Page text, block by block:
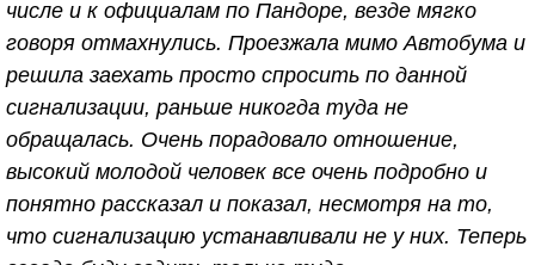
исключительно из-за того что лень было заглянуть
в инструкцию, и чисто поэтому звонила
специалистам. И на любой, даже самый глупый
вопрос получала подробный инструктаж и
консультацию. После 7ми лет эксплуатации,
машина была продана и приобретена новая
"ласточка" . Вопрос о том куда обратиться за
числе и к официалам по Пандоре, везде мягко
говоря отмахнулись. Проезжала мимо Автобума и
решила заехать просто спросить по данной
сигнализации, раньше никогда туда не
обращалась. Очень порадовало отношение,
высокий молодой человек все очень подробно и
понятно рассказал и показал, несмотря на то,
что сигнализацию устанавливали не у них. Теперь